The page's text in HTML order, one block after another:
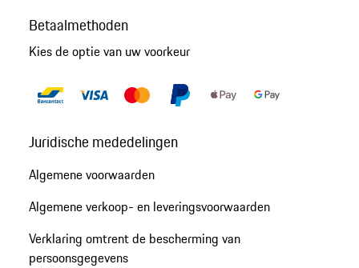
Betaalmethoden
Kies de optie van uw voorkeur
Juridische mededelingen
Algemene voorwaarden
Algemene verkoop- en leveringsvoorwaarden
Verklaring omtrent de bescherming van
persoonsgegevens